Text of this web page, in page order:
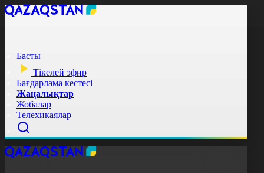
Басты
Тікелей эфир
Бағдарлама кестесі
Жаңалықтар
Жобалар
Телехикаялар